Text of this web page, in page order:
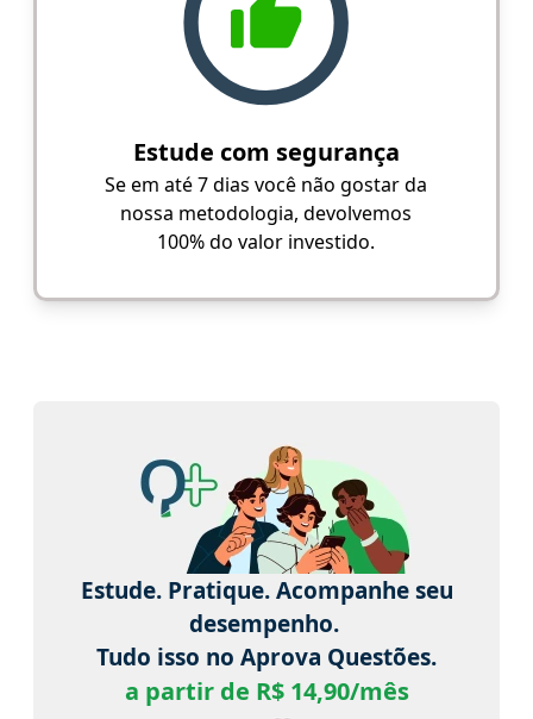
Estude com segurança
Se em até 7 dias você não gostar da
nossa metodologia, devolvemos
100% do valor investido.
Estude. Pratique. Acompanhe seu
desempenho.
Tudo isso no Aprova Questões.
a partir de R$ 14,90/mês